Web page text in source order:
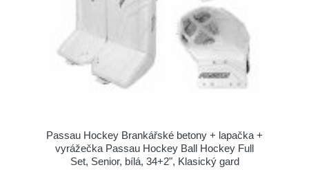
Passau Hockey Brankářské betony + lapačka +
vyrážečka Passau Hockey Ball Hockey Full
Set, Senior, bílá, 34+2", Klasický gard